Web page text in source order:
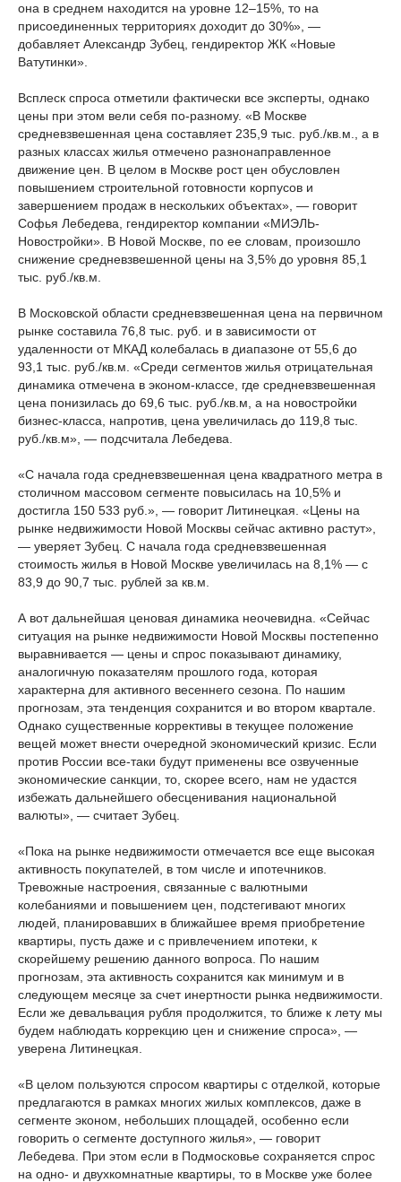
она в среднем находится на уровне 12–15%, то на
присоединенных территориях доходит до 30%», —
добавляет Александр Зубец, гендиректор ЖК «Новые
Ватутинки».
Всплеск спроса отметили фактически все эксперты, однако
цены при этом вели себя по-разному. «В Москве
средневзвешенная цена составляет 235,9 тыс. руб./кв.м., а в
разных классах жилья отмечено разнонаправленное
движение цен. В целом в Москве рост цен обусловлен
повышением строительной готовности корпусов и
завершением продаж в нескольких объектах», — говорит
Софья Лебедева, гендиректор компании «МИЭЛЬ-
Новостройки». В Новой Москве, по ее словам, произошло
снижение средневзвешенной цены на 3,5% до уровня 85,1
тыс. руб./кв.м.
В Московской области средневзвешенная цена на первичном
рынке составила 76,8 тыс. руб. и в зависимости от
удаленности от МКАД колебалась в диапазоне от 55,6 до
93,1 тыс. руб./кв.м. «Среди сегментов жилья отрицательная
динамика отмечена в эконом-классе, где средневзвешенная
цена понизилась до 69,6 тыс. руб./кв.м, а на новостройки
бизнес-класса, напротив, цена увеличилась до 119,8 тыс.
руб./кв.м», — подсчитала Лебедева.
«С начала года средневзвешенная цена квадратного метра в
столичном массовом сегменте повысилась на 10,5% и
достигла 150 533 руб.», — говорит Литинецкая. «Цены на
рынке недвижимости Новой Москвы сейчас активно растут»,
— уверяет Зубец. С начала года средневзвешенная
стоимость жилья в Новой Москве увеличилась на 8,1% — с
83,9 до 90,7 тыс. рублей за кв.м.
А вот дальнейшая ценовая динамика неочевидна. «Сейчас
ситуация на рынке недвижимости Новой Москвы постепенно
выравнивается — цены и спрос показывают динамику,
аналогичную показателям прошлого года, которая
характерна для активного весеннего сезона. По нашим
прогнозам, эта тенденция сохранится и во втором квартале.
Однако существенные коррективы в текущее положение
вещей может внести очередной экономический кризис. Если
против России все-таки будут применены все озвученные
экономические санкции, то, скорее всего, нам не удастся
избежать дальнейшего обесценивания национальной
валюты», — считает Зубец.
«Пока на рынке недвижимости отмечается все еще высокая
активность покупателей, в том числе и ипотечников.
Тревожные настроения, связанные с валютными
колебаниями и повышением цен, подстегивают многих
людей, планировавших в ближайшее время приобретение
квартиры, пусть даже и с привлечением ипотеки, к
скорейшему решению данного вопроса. По нашим
прогнозам, эта активность сохранится как минимум и в
следующем месяце за счет инертности рынка недвижимости.
Если же девальвация рубля продолжится, то ближе к лету мы
будем наблюдать коррекцию цен и снижение спроса», —
уверена Литинецкая.
«В целом пользуются спросом квартиры с отделкой, которые
предлагаются в рамках многих жилых комплексов, даже в
сегменте эконом, небольших площадей, особенно если
говорить о сегменте доступного жилья», — говорит
Лебедева. При этом если в Подмосковье сохраняется спрос
на одно- и двухкомнатные квартиры, то в Москве уже более